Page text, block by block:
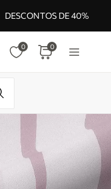
DESCONTOS DE 40%
0 0